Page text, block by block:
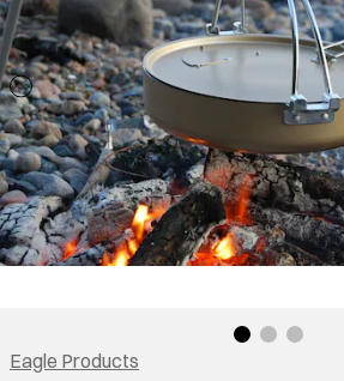
Eagle Products